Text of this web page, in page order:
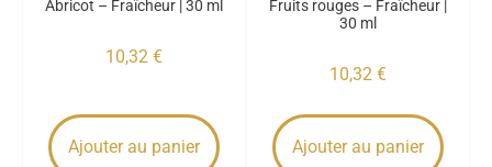
Abricot – Fraîcheur | 30 ml
10,32 €
Ajouter au panier
Fruits rouges – Fraîcheur |
30 ml
10,32 €
Ajouter au panier